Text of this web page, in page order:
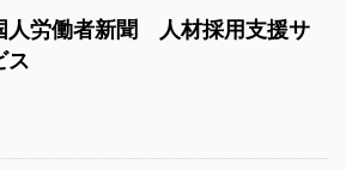
人労働者新聞 人材採用支援サ
ス